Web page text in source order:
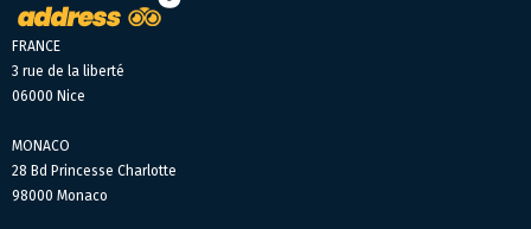
FRANCE
3 rue de la liberté
06000 Nice
MONACO
28 Bd Princesse Charlotte
98000 Monaco